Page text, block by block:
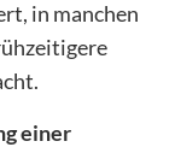
in manchen
einer